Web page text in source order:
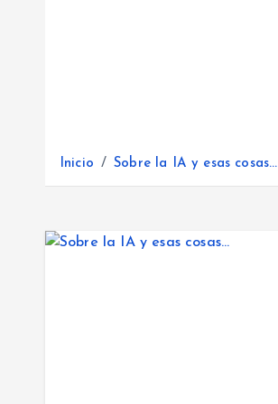
Inicio Sobre la IA y esas cosas…